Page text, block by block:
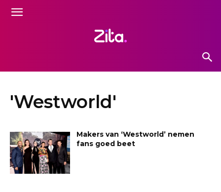
'Westworld'
Makers van ‘Westworld’ nemen
fans goed beet